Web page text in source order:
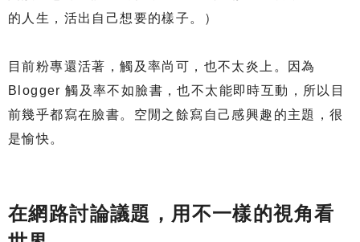
的人生，活出自己想要的樣子。）
目前粉專還活著，觸及率尚可，也不太炎上。因為
Blogger 觸及率不如臉書，也不太能即時互動，所以目
前幾乎都寫在臉書。空閒之餘寫自己感興趣的主題，很
是愉快。
在網路討論議題，用不一樣的視角看